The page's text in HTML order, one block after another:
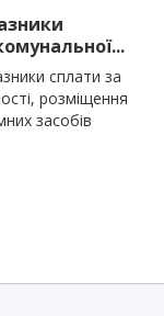
сплати за
розміщення
засобів